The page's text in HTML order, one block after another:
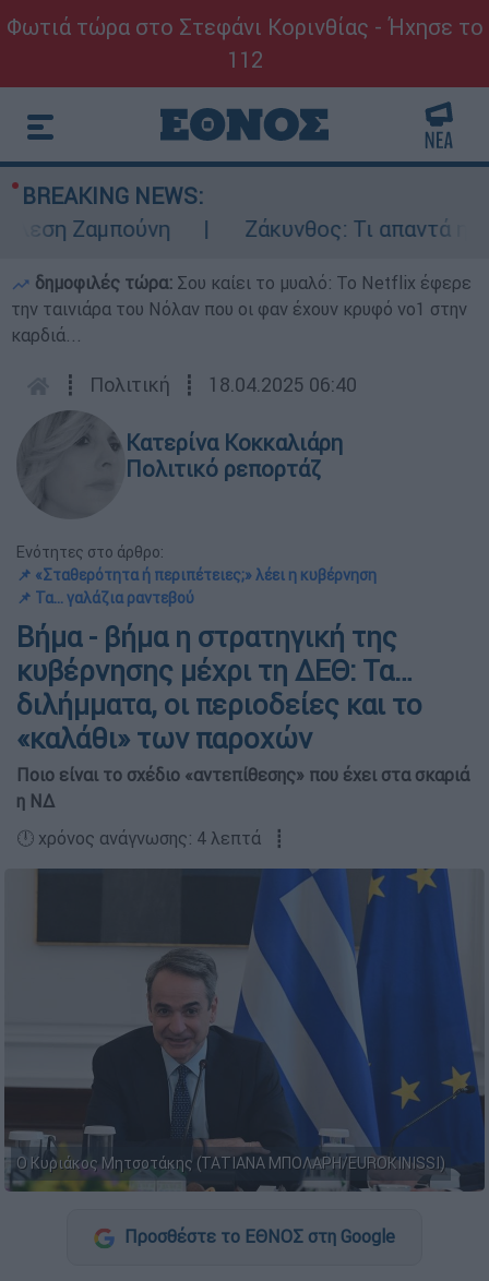
Φωτιά τώρα στο Στεφάνι Κορινθίας - Ήχησε το
112
BREAKING NEWS:
Ζαμπούνη
Ζάκυνθος: Τι απαντά η
δημοφιλές τώρα: Σου καίει το μυαλό: Το Netflix έφερε
την ταινιάρα του Νόλαν που οι φαν έχουν κρυφό νο1 στην
καρδιά...
┋ Πολιτική ┋ 18.04.2025 06:40
Κατερίνα Κοκκαλιάρη
Πολιτικό ρεπορτάζ
Ενότητες στο άρθρο:
📌 «Σταθερότητα ή περιπέτειες;» λέει η κυβέρνηση
📌 Τα… γαλάζια ραντεβού
Βήμα - βήμα η στρατηγική της
κυβέρνησης μέχρι τη ΔΕΘ: Τα…
διλήμματα, οι περιοδείες και το
«καλάθι» των παροχών
Ποιο είναι το σχέδιο «αντεπίθεσης» που έχει στα σκαριά
η ΝΔ
🕛 χρόνος ανάγνωσης: 4 λεπτά ┋
Ο Κυριάκος Μητσοτάκης (ΤΑΤΙΑΝΑ ΜΠΟΛΑΡΗ/EUROKINISSI)
Προσθέστε το ΕΘΝΟΣ στη Google